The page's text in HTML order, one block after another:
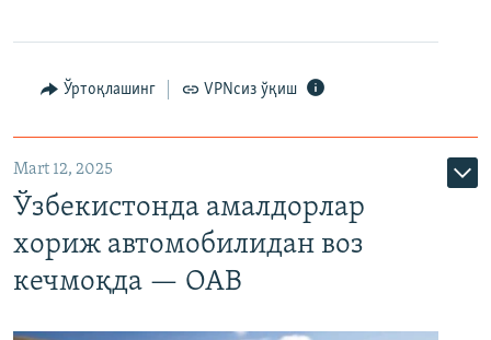
Ўртоқлашинг VPNсиз ўқиш
Mart 12, 2025
Ўзбекистонда амалдорлар
хориж автомобилидан воз
кечмоқда — ОАВ